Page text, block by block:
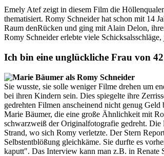
Emely Atef zeigt in diesem Film die
thematisiert. Romy Schneider hat schon mit 14
Raum denRücken und ging mit Alain Delon,
Romy Schneider erlebte viele
Ich bin eine unglückliche Frau von
Sie wusste, sie solle weniger Filme drehen um
bei ihren Kindern sein. Dies spiegelte ihre
gedrehten Filmen anscheinend nicht genug
Marie Bäumer, die eine große Ähnlichkeit mit
schwarzweiß der Originalfotografie gedreht. Die
Strand, wo sich Romy verletzte. Der Stern
Selbstentblößung gleichkäme. Sie durfte es
kaputt". Das Interview kann man z.B. in Renate